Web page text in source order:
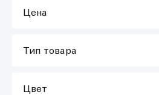
Цена
Тип товара
Цвет